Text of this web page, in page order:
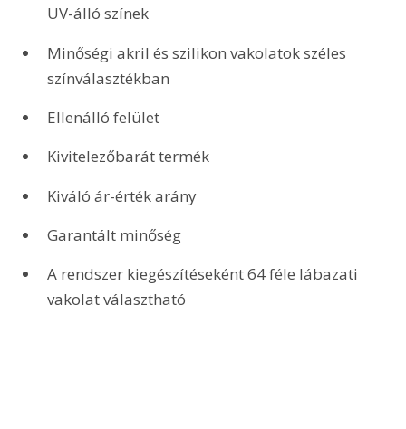
UV-álló színek
Minőségi akril és szilikon vakolatok széles
színválasztékban
Ellenálló felület
Kivitelezőbarát termék
Kiváló ár-érték arány
Garantált minőség
A rendszer kiegészítéseként 64 féle lábazati
vakolat választható